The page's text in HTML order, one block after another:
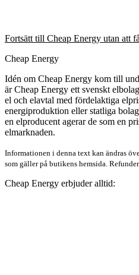
Fortsätt till Cheap Energy utan att
Cheap Energy
Idén om Cheap Energy kom till
är Cheap Energy ett svenskt
el och elavtal med fördelaktiga
energiproduktion eller statliga
en elproducent agerar de som en
elmarknaden.
Informationen i denna text kan ändras
som gäller på butikens hemsida.
Cheap Energy erbjuder alltid: